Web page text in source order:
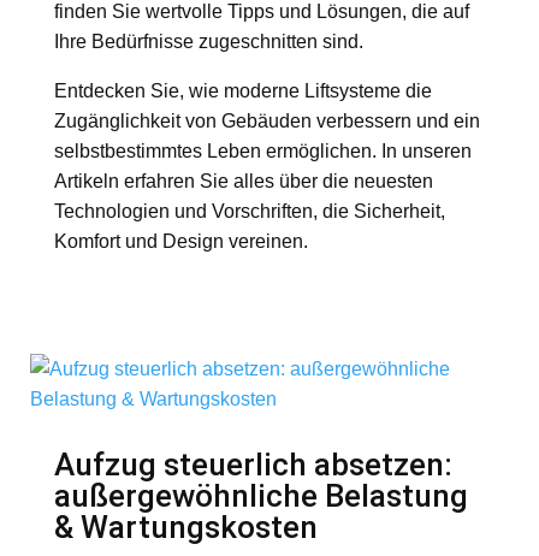
finden Sie wertvolle Tipps und Lösungen, die auf
Ihre Bedürfnisse zugeschnitten sind.
Entdecken Sie, wie moderne Liftsysteme die
Zugänglichkeit von Gebäuden verbessern und ein
selbstbestimmtes Leben ermöglichen. In unseren
Artikeln erfahren Sie alles über die neuesten
Technologien und Vorschriften, die Sicherheit,
Komfort und Design vereinen.
Aufzug steuerlich absetzen:
außergewöhnliche Belastung
& Wartungskosten